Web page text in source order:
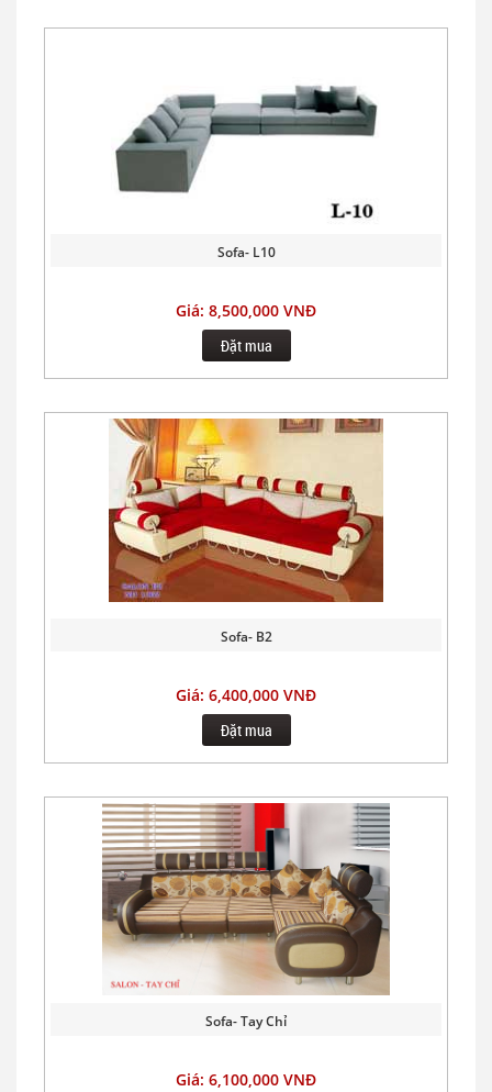
Sofa- L10
Giá: 8,500,000 VNĐ
Đặt mua
Sofa- B2
Giá: 6,400,000 VNĐ
Đặt mua
Sofa- Tay Chỉ
Giá: 6,100,000 VNĐ